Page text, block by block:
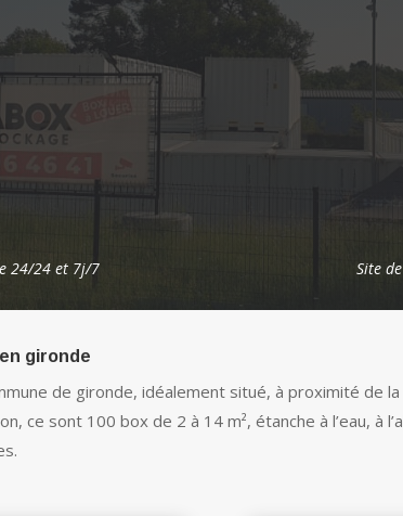
24/24 et 7j/7 Site
gironde
de gironde, idéalement situé, à proximité de
ce sont 100 box de 2 à 14 m², étanche à l’eau, à